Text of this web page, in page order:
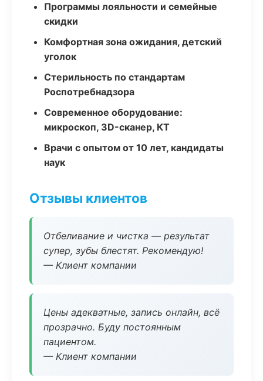
Программы лояльности и семейные
скидки
Комфортная зона ожидания, детский
уголок
Стерильность по стандартам
Роспотребнадзора
Современное оборудование:
микроскоп, 3D-сканер, КТ
Врачи с опытом от 10 лет, кандидаты
наук
Отзывы клиентов
Отбеливание и чистка — результат
супер, зубы блестят. Рекомендую!
— Клиент компании
Цены адекватные, запись онлайн, всё
прозрачно. Буду постоянным
пациентом.
— Клиент компании